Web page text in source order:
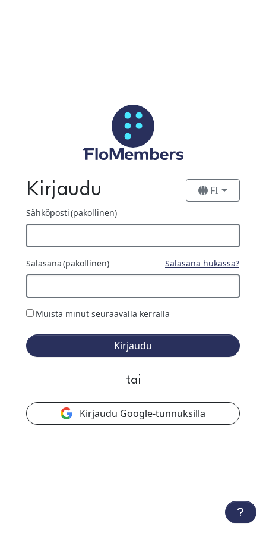
Kirjaudu FI
Sähköposti(pakollinen)
Salasana(pakollinen) Salasana hukassa?
Muista minut seuraavalla kerralla
Kirjaudu
tai
Kirjaudu Google-tunnuksilla